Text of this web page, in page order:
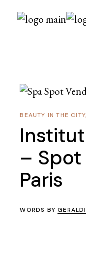
BEAUTY IN THE CITY,
–
Paris
WORDS BY